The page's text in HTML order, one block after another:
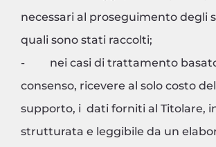
necessari al proseguimento degli
quali sono stati raccolti;
- nei casi di trattamento
consenso, ricevere al solo costo
supporto, i dati forniti al Titolare,
strutturata e leggibile da un